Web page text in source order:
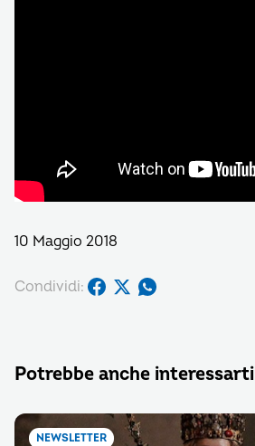
10 Maggio 2018
Condividi:
Potrebbe anche interessarti
NEWSLETTER